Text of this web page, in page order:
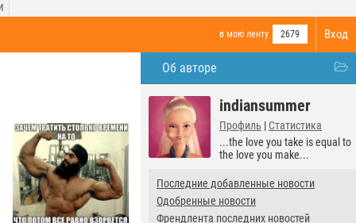
Вход
в мою ленту 2679
Об авторе
indiansummer
Профиль | Статистика
...the love you take is equal to
the love you make...
Последние добавленные новости
Одобренные новости
Френдлента последних новостей